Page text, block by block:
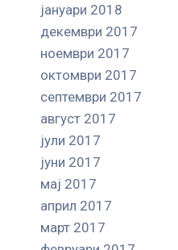
јануари 2018
декември 2017
ноември 2017
октомври 2017
септември 2017
август 2017
јули 2017
јуни 2017
мај 2017
април 2017
март 2017